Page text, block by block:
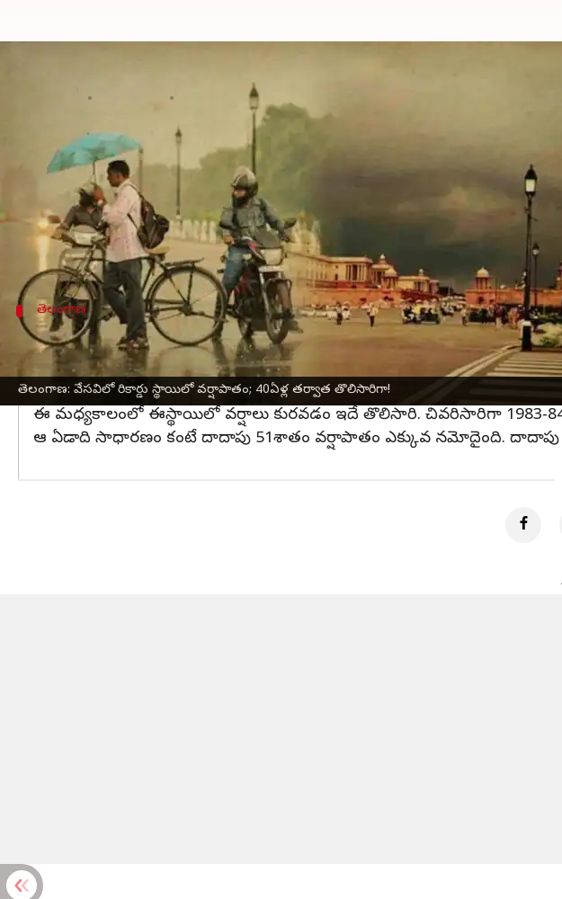
తెలంగాణ: వేసవిలో రికార్డు స్థాయిలో వర్షాపాతం; 40ఏళ్ల తర్వాత తొలిసారిగా!
తెలంగాణ: వేసవిలో రికార్డు స్థాయిలో వర్షాపాతం;
ఈ వార్తాకథనం ఏంటి
వేసవి కాలం వానాకాలాన్ని తలపిస్తోంది.
లో భారీగా
గతంలో ఎన్నడూ లేని విధంగా ఈ ఏడాది వేసవిలో వర్షాపాతం నమోదైనట్లు
గత 40ఏళ్ల చరిత్రలో ఈ స్థాయిలో వర్షాలు పడటం ఇదే తొలిసారి కావడం గమనార్హం.
ఈ వేసవిలో అంటే ఏప్రిల్‌తో పాటు మే 5వ తేదీ నాటికితెలంగాణ
తెలంగాణ
1359.7మిల్లీ మీటర్ల వర్షాపాతం
తెలంగాణ సాధారణ వర్షాపాతం 908.3మిల్లీ మీటర్లు అని వాతావరణ శాఖ చెబుతోంది.
అయితే గతేడాది జూన్ నుంచి ఈ ఏడాది మే 5వ తేదీ నాటికి 1359.7మిల్లీ మీటర్ల
ఈ మధ్యకాలంలో ఈస్థాయిలో వర్షాలు కురవడం ఇదే తొలిసారి. చివరిసారిగా 1983-
ఆ ఏడాది సాధారణం కంటే దాదాపు 51శాతం వర్షాపాతం ఎక్కువ నమోదైంది. దాదాపు